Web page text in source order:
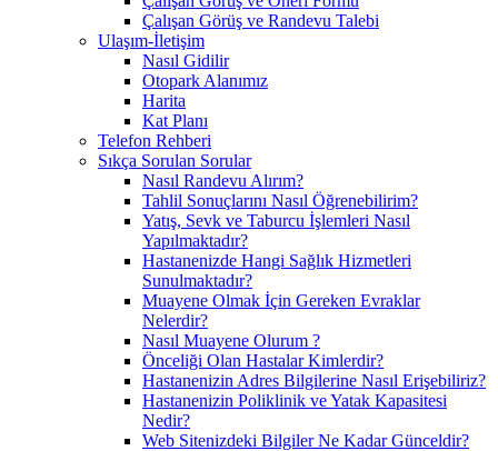
Çalışan Görüş ve Randevu Talebi
Ulaşım-İletişim
Nasıl Gidilir
Otopark Alanımız
Harita
Kat Planı
Telefon Rehberi
Sıkça Sorulan Sorular
Nasıl Randevu Alırım?
Tahlil Sonuçlarını Nasıl Öğrenebilirim?
Yatış, Sevk ve Taburcu İşlemleri Nasıl
Yapılmaktadır?
Hastanenizde Hangi Sağlık Hizmetleri
Sunulmaktadır?
Muayene Olmak İçin Gereken Evraklar
Nelerdir?
Nasıl Muayene Olurum ?
Önceliği Olan Hastalar Kimlerdir?
Hastanenizin Adres Bilgilerine Nasıl Erişebiliriz?
Hastanenizin Poliklinik ve Yatak Kapasitesi
Nedir?
Web Sitenizdeki Bilgiler Ne Kadar Günceldir?